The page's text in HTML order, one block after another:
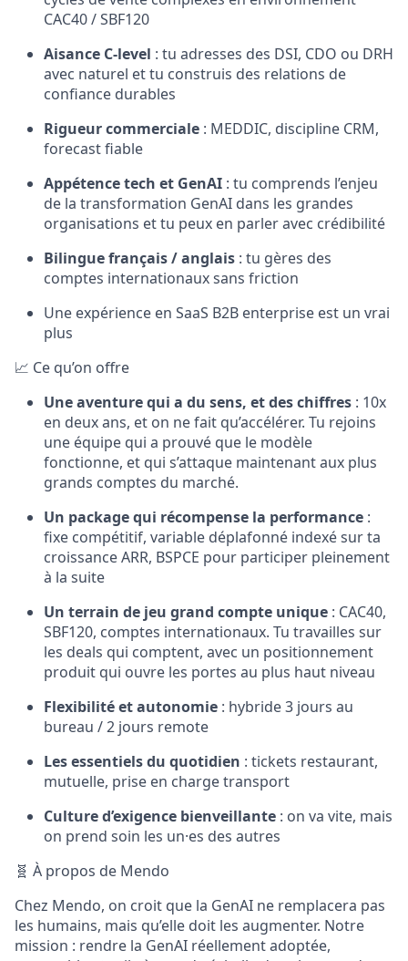
CAC40 / SBF120
Aisance C-level : tu adresses des DSI, CDO ou DRH
avec naturel et tu construis des relations de
confiance durables
Rigueur commerciale : MEDDIC, discipline CRM,
forecast fiable
Appétence tech et GenAI : tu comprends l’enjeu
de la transformation GenAI dans les grandes
organisations et tu peux en parler avec crédibilité
Bilingue français / anglais : tu gères des
comptes internationaux sans friction
Une expérience en SaaS B2B enterprise est un vrai
plus
📈 Ce qu’on offre
Une aventure qui a du sens, et des chiffres : 10x
en deux ans, et on ne fait qu’accélérer. Tu rejoins
une équipe qui a prouvé que le modèle
fonctionne, et qui s’attaque maintenant aux plus
grands comptes du marché.
Un package qui récompense la performance :
fixe compétitif, variable déplafonné indexé sur ta
croissance ARR, BSPCE pour participer pleinement
à la suite
Un terrain de jeu grand compte unique : CAC40,
SBF120, comptes internationaux. Tu travailles sur
les deals qui comptent, avec un positionnement
produit qui ouvre les portes au plus haut niveau
Flexibilité et autonomie : hybride 3 jours au
bureau / 2 jours remote
Les essentiels du quotidien : tickets restaurant,
mutuelle, prise en charge transport
Culture d’exigence bienveillante : on va vite, mais
on prend soin les un·es des autres
🧬 À propos de Mendo
Chez Mendo, on croit que la GenAI ne remplacera pas
les humains, mais qu’elle doit les augmenter. Notre
mission : rendre la GenAI réellement adoptée,